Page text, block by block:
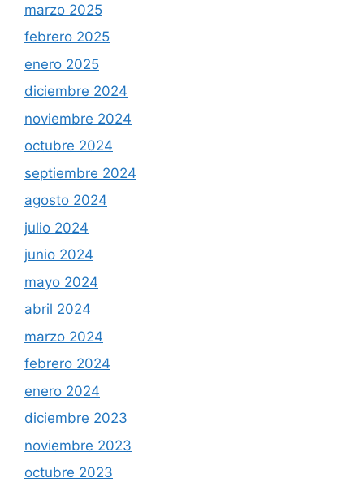
marzo 2025
febrero 2025
enero 2025
diciembre 2024
noviembre 2024
octubre 2024
septiembre 2024
agosto 2024
julio 2024
junio 2024
mayo 2024
abril 2024
marzo 2024
febrero 2024
enero 2024
diciembre 2023
noviembre 2023
octubre 2023